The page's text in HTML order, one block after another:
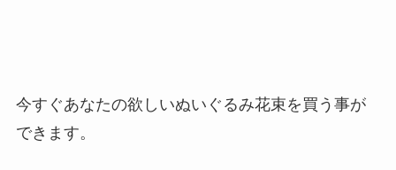
今すぐあなたの欲しいぬいぐるみ花束を買う事が
できます。